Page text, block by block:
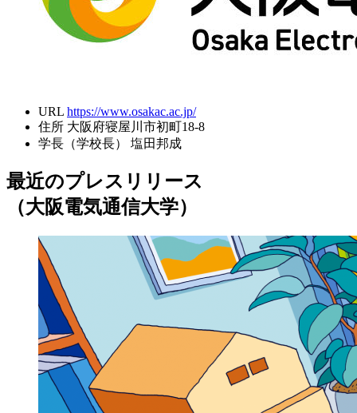
URL https://www.osakac.ac.jp/
住所 大阪府寝屋川市初町18-8
学長（学校長）
塩田邦成
最近のプレスリリース
（大阪電気通信大学）